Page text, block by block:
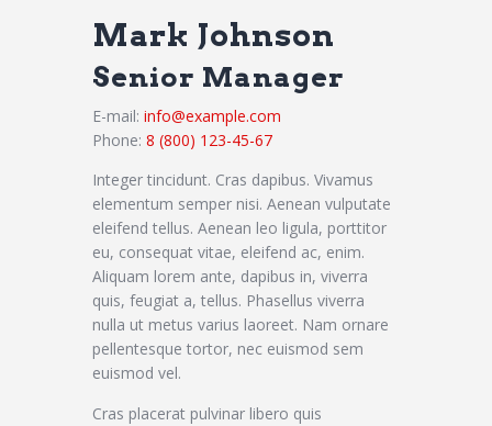
Mark Johnson
Senior Manager
E-mail: info@example.com
Phone: 8 (800) 123-45-67
Integer tincidunt. Cras dapibus. Vivamus
elementum semper nisi. Aenean vulputate
eleifend tellus. Aenean leo ligula, porttitor
eu, consequat vitae, eleifend ac, enim.
Aliquam lorem ante, dapibus in, viverra
quis, feugiat a, tellus. Phasellus viverra
nulla ut metus varius laoreet. Nam ornare
pellentesque tortor, nec euismod sem
euismod vel.
Cras placerat pulvinar libero quis